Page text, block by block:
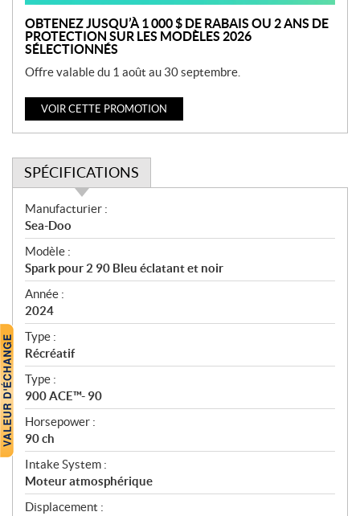
OBTENEZ JUSQU’À 1 000 $ DE RABAIS OU 2 ANS DE
PROTECTION SUR LES MODÈLES 2026
SÉLECTIONNÉS
Offre valable du 1 août au 30 septembre.
VOIR CETTE PROMOTION
SPÉCIFICATIONS
S
p
é
c
i
f
i
c
a
t
i
o
n
s
Manufacturier :
Sea-Doo
Modèle :
Spark pour 2 90 Bleu éclatant et noir
Année :
2024
Type :
Récréatif
Type :
900 ACE™- 90
Horsepower :
90 ch
Intake System :
Moteur atmosphérique
Displacement :